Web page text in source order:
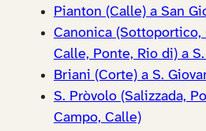
Pianton (Calle) a San
Canonica (Sottoportico,
Calle, Ponte, Rio di) a
Briani (Corte) a S.
S. Pròvolo (Salizzada,
Campo, Calle)